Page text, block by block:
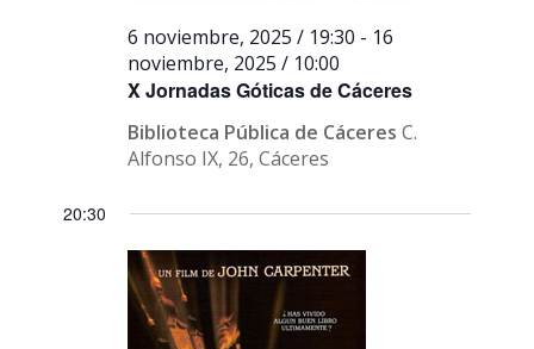
X Jornadas Góticas de Cáceres
6 noviembre, 2025 / 19:30 - 16
noviembre, 2025 / 10:00
Biblioteca Pública de CáceresC.
Alfonso IX, 26, Cáceres
20:30